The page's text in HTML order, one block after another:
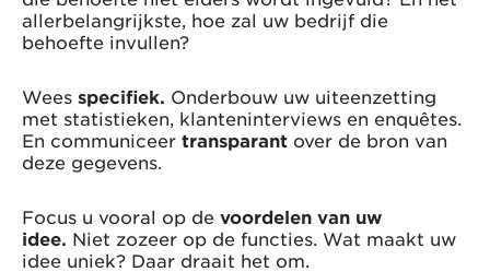
allerbelangrijkste, hoe zal uw bedrijf die
behoefte invullen?
Wees specifiek. Onderbouw uw uiteenzetting
met statistieken, klanteninterviews en enquêtes.
En communiceer transparant over de bron van
deze gegevens.
Focus u vooral op de voordelen van uw
idee. Niet zozeer op de functies. Wat maakt uw
idee uniek? Daar draait het om.